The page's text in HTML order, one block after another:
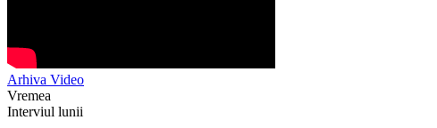
Arhiva Video
Vremea
Interviul lunii